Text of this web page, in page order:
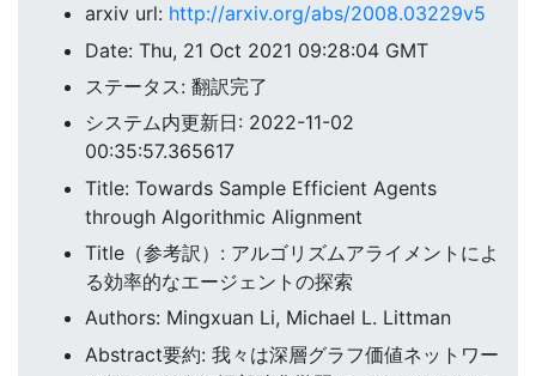
arxiv url: http://arxiv.org/abs/2008.03229v5
Date: Thu, 21 Oct 2021 09:28:04 GMT
ステータス: 翻訳完了
システム内更新日: 2022-11-02
00:35:57.365617
Title: Towards Sample Efficient Agents
through Algorithmic Alignment
Title（参考訳）: アルゴリズムアライメントによ
る効率的なエージェントの探索
Authors: Mingxuan Li, Michael L. Littman
Abstract要約: 我々は深層グラフ価値ネットワー